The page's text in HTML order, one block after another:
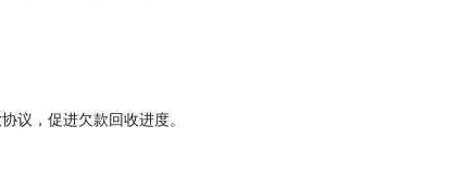
，促进欠款回收进度。